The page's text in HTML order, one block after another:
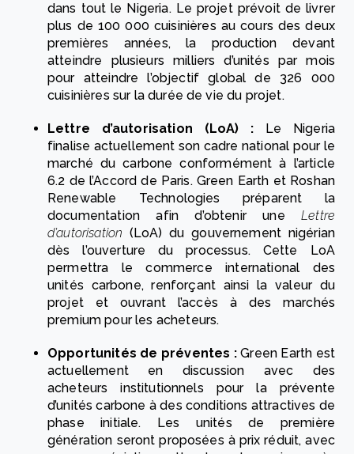
dans tout le Nigeria. Le projet prévoit de livrer
plus de 100 000 cuisinières au cours des deux
premières années, la production devant
atteindre plusieurs milliers d’unités par mois
pour atteindre l’objectif global de 326 000
cuisinières sur la durée de vie du projet.
Lettre d’autorisation (LoA) : Le Nigeria
finalise actuellement son cadre national pour le
marché du carbone conformément à l’article
6.2 de l’Accord de Paris. Green Earth et Roshan
Renewable Technologies préparent la
documentation afin d’obtenir uneLettre
d’autorisation (LoA) du gouvernement nigérian
dès l’ouverture du processus. Cette LoA
permettra le commerce international des
unités carbone, renforçant ainsi la valeur du
projet et ouvrant l’accès à des marchés
premium pour les acheteurs.
Opportunités de préventes :Green Earth est
actuellement en discussion avec des
acheteurs institutionnels pour la prévente
d’unités carbone à des conditions attractives de
phase initiale. Les unités de première
génération seront proposées à prix réduit, avec